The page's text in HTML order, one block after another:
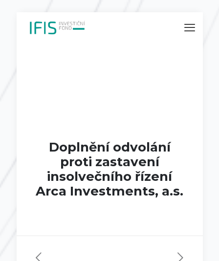
Doplnění odvolání
proti zastavení
insolvečního řízení
Arca Investments, a.s.